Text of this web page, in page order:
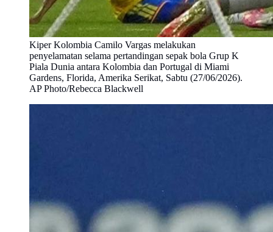
Kiper Kolombia Camilo Vargas melakukan
penyelamatan selama pertandingan sepak bola Grup K
Piala Dunia antara Kolombia dan Portugal di Miami
Gardens, Florida, Amerika Serikat, Sabtu (27/06/2026).
AP Photo/Rebecca Blackwell